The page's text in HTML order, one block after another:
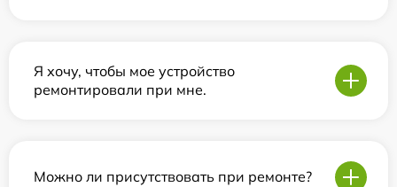
Я хочу, чтобы мое устройство
ремонтировали при мне.
Можно ли присутствовать при ремонте?